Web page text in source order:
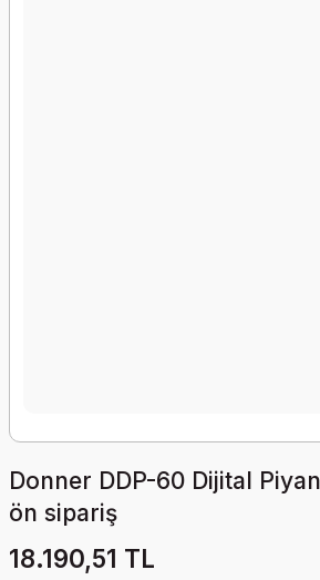
Donner DDP-60 Dijital
ön sipariş
18.190,51 TL